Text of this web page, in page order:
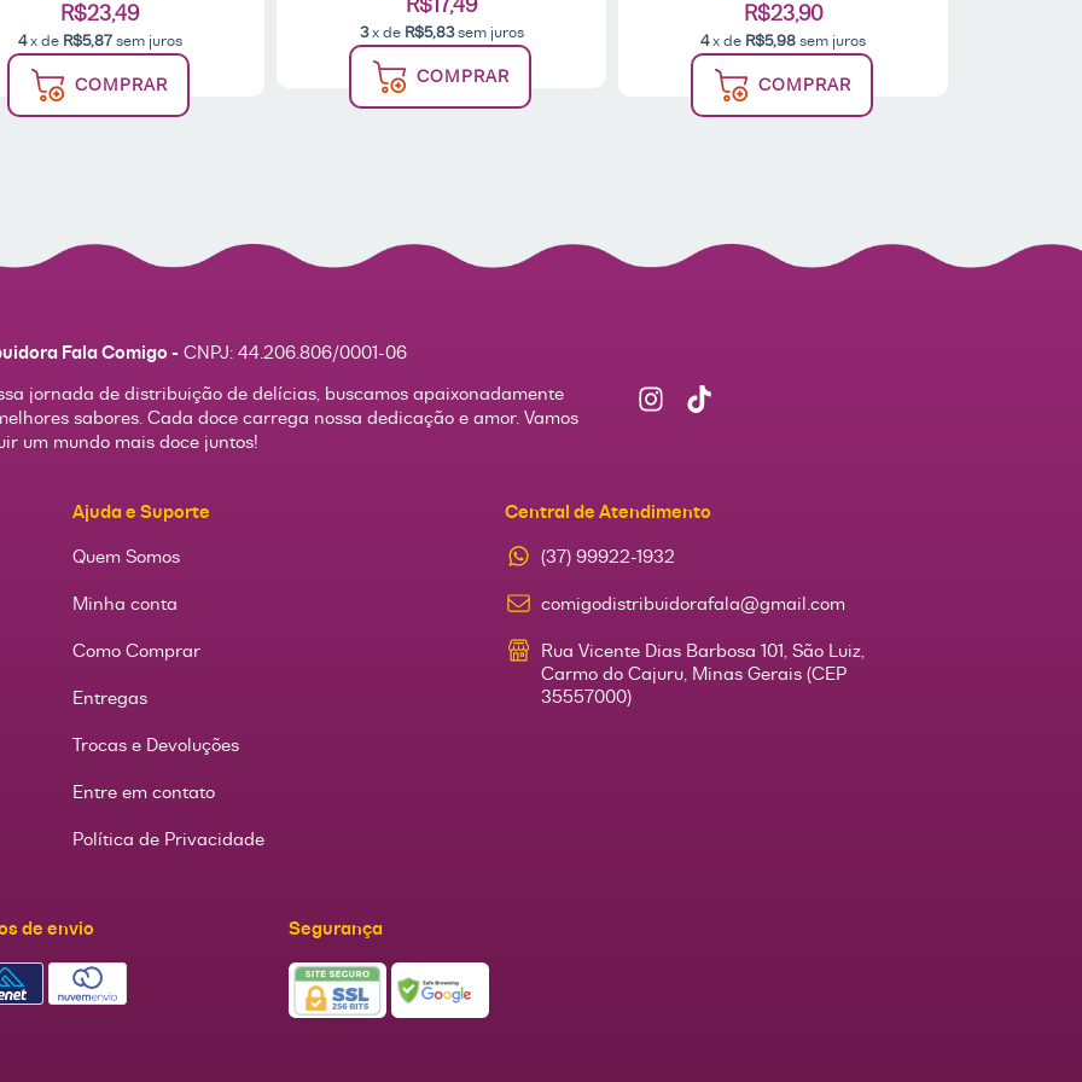
R$23,49
4 x de R$5,87 sem juros
COMPRAR
3 x de R$5,83 sem juros
COMPRAR
R$23,90
4x de R$5,98sem juros
COMPRAR
Fala Comigo - CNPJ: 44.206.806/0001-06
jornada de distribuição de delícias, buscamos apaixonadamente
sabores. Cada doce carrega nossa dedicação e amor. Vamos
um mundo mais doce juntos!
Ajuda e Suporte
Quem Somos
Minha conta
Como Comprar
Entregas
Trocas e Devoluções
Entre em contato
Política de Privacidade
Central de Atendimento
(37) 99922-1932
comigodistribuidorafala@gmail.com
Rua Vicente Dias Barbosa 101, São Luiz,
Carmo do Cajuru, Minas Gerais (CEP
35557000)
de envio Segurança